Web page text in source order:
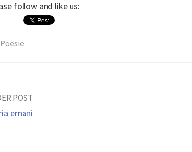
follow and like us:
Poesie
POST
ernani